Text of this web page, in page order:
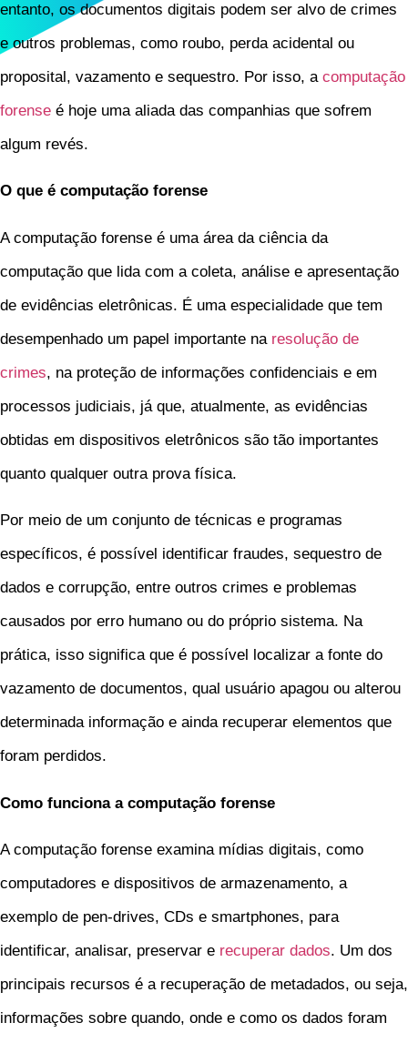
entanto, os documentos digitais podem ser alvo de crimes
e outros problemas, como roubo, perda acidental ou
proposital, vazamento e sequestro. Por isso, a computação
forense é hoje uma aliada das companhias que sofrem
algum revés.
O que é computação forense
A computação forense é uma área da ciência da
computação que lida com a coleta, análise e apresentação
de evidências eletrônicas. É uma especialidade que tem
desempenhado um papel importante na resolução de
crimes, na proteção de informações confidenciais e em
processos judiciais, já que, atualmente, as evidências
obtidas em dispositivos eletrônicos são tão importantes
quanto qualquer outra prova física.
Por meio de um conjunto de técnicas e programas
específicos, é possível identificar fraudes, sequestro de
dados e corrupção, entre outros crimes e problemas
causados por erro humano ou do próprio sistema. Na
prática, isso significa que é possível localizar a fonte do
vazamento de documentos, qual usuário apagou ou alterou
determinada informação e ainda recuperar elementos que
foram perdidos.
Como funciona a computação forense
A computação forense examina mídias digitais, como
computadores e dispositivos de armazenamento, a
exemplo de pen-drives, CDs e smartphones, para
identificar, analisar, preservar e recuperar dados. Um dos
principais recursos é a recuperação de metadados, ou seja,
informações sobre quando, onde e como os dados foram